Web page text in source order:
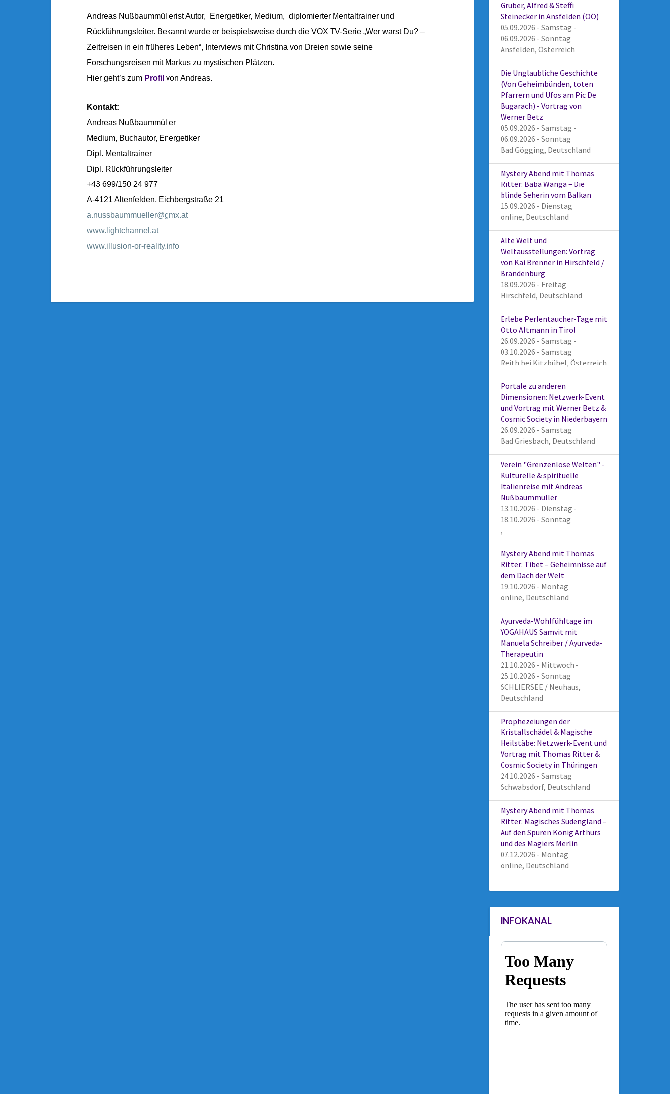
Andreas Nußbaummüllerist Autor, Energetiker, Medium, diplomierter Mentaltrainer und
Rückführungsleiter. Bekannt wurde er beispielsweise durch die VOX TV-Serie „Wer warst Du? –
Zeitreisen in ein früheres Leben“, Interviews mit Christina von Dreien sowie seine
Forschungsreisen mit Markus zu mystischen Plätzen.
Hier geht’s zum Profil von Andreas.
Kontakt:
Andreas Nußbaummüller
Medium, Buchautor, Energetiker
Dipl. Mentaltrainer
Dipl. Rückführungsleiter
+43 699/150 24 977
A-4121 Altenfelden, Eichbergstraße 21
a.nussbaummueller@gmx.at
www.lightchannel.at
www.illusion-or-reality.info
Gruber, Alfred & Steffi
Steinecker in Ansfelden (OÖ)
05.09.2026 - Samstag -
06.09.2026 - Sonntag
Ansfelden, Österreich
Die Unglaubliche Geschichte
(Von Geheimbünden, toten
Pfarrern und Ufos am Pic De
Bugarach) - Vortrag von
Werner Betz
05.09.2026 - Samstag -
06.09.2026 - Sonntag
Bad Gögging, Deutschland
Mystery Abend mit Thomas
Ritter: Baba Wanga – Die
blinde Seherin vom Balkan
15.09.2026 - Dienstag
online, Deutschland
Alte Welt und
Weltausstellungen: Vortrag
von Kai Brenner in Hirschfeld /
Brandenburg
18.09.2026 - Freitag
Hirschfeld, Deutschland
Erlebe Perlentaucher-Tage mit
Otto Altmann in Tirol
26.09.2026 - Samstag -
03.10.2026 - Samstag
Reith bei Kitzbühel, Österreich
Portale zu anderen
Dimensionen: Netzwerk-Event
und Vortrag mit Werner Betz &
Cosmic Society in Niederbayern
26.09.2026 - Samstag
Bad Griesbach, Deutschland
Verein "Grenzenlose Welten" -
Kulturelle & spirituelle
Italienreise mit Andreas
Nußbaummüller
13.10.2026 - Dienstag -
18.10.2026 - Sonntag
,
Mystery Abend mit Thomas
Ritter: Tibet – Geheimnisse auf
dem Dach der Welt
19.10.2026 - Montag
online, Deutschland
Ayurveda-Wohlfühltage im
YOGAHAUS Samvit mit
Manuela Schreiber / Ayurveda-
Therapeutin
21.10.2026 - Mittwoch -
25.10.2026 - Sonntag
SCHLIERSEE / Neuhaus,
Deutschland
Prophezeiungen der
Kristallschädel & Magische
Heilstäbe: Netzwerk-Event und
Vortrag mit Thomas Ritter &
Cosmic Society in Thüringen
24.10.2026 - Samstag
Schwabsdorf, Deutschland
Mystery Abend mit Thomas
Ritter: Magisches Südengland –
Auf den Spuren König Arthurs
und des Magiers Merlin
07.12.2026 - Montag
online, Deutschland
INFOKANAL